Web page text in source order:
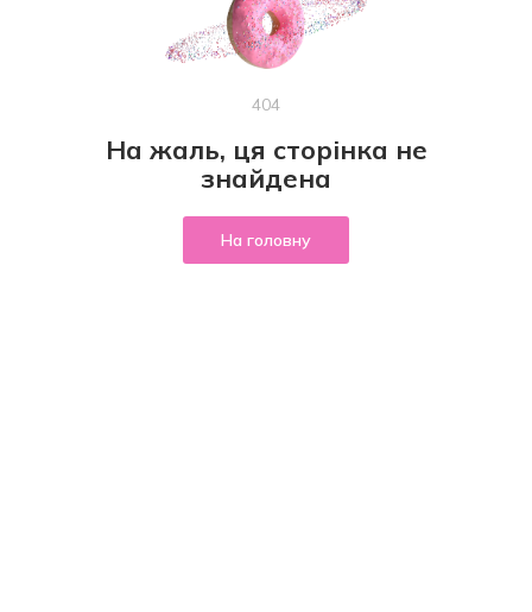
404
На жаль, ця сторінка не
знайдена
На головну